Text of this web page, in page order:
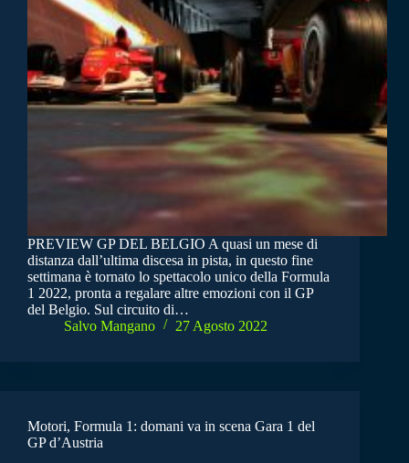
PREVIEW GP DEL BELGIO A quasi un mese di
distanza dall’ultima discesa in pista, in questo fine
settimana è tornato lo spettacolo unico della Formula
1 2022, pronta a regalare altre emozioni con il GP
del Belgio. Sul circuito di…
Salvo Mangano
27 Agosto 2022
Motori, Formula 1: domani va in scena Gara 1 del
GP d’Austria